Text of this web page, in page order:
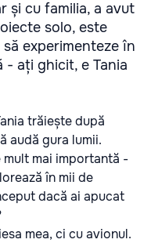
și cu familia, a avut
solo, este
experimenteze în
- ați ghicit, e Tania
trăiește după
audă gura lumii.
mai importantă -
în mii de
dacă ai apucat
mea, ci cu avionul.